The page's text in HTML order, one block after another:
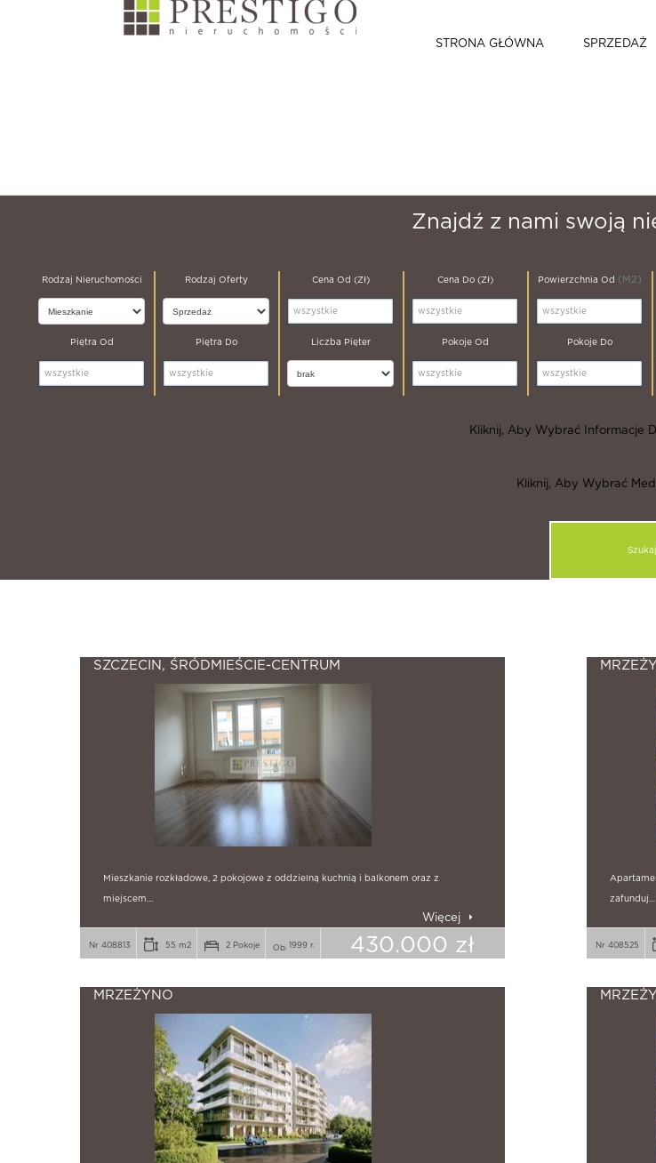
STRONA GŁÓWNA SPRZEDAŻ
Znajdź z nami swoją
Rodzaj Nieruchomości Rodzaj Oferty Cena Od (zł) Cena Do (zł) Powierzchnia Od (m2)
Piętra Od Piętra Do Liczba Pięter Pokoje Od Pokoje Do
Kliknij, Aby Wybrać Informacje
Kliknij, Aby Wybrać
SZCZECIN, ŚRÓDMIEŚCIE-CENTRUM
Mieszkanie rozkładowe, 2 pokojowe z oddzielną kuchnią i balkonem oraz z
miejscem…
Więcej
Nr 408813 55 m2 2 Pokoje 1999 r. 430.000 zł
zafunduj…
Nr 408525
MRZEŻYNO